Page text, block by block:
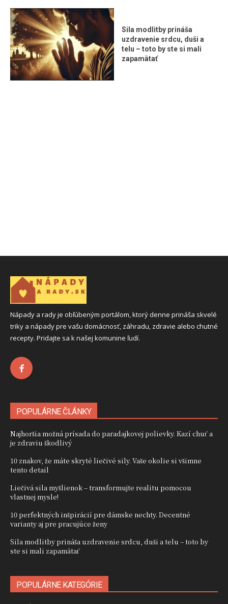
Sila modlitby prináša
uzdravenie srdcu, duši a
telu – toto by ste si mali
zapamätať
Nápady a rady je obľúbeným portálom, ktorý denne prináša skvelé
triky a nápady pre vašu domácnosť, záhradu, zdravie alebo chutné
recepty. Pridajte sa k našej komunine ľudí.
POPULÁRNE ČLÁNKY
Najhoršia možná prísada do paradajkovej polievky. Kazí chuť a
je zdraviu škodlivý
10 znakov, že máte skryté liečivé sily. Vaše okolie si všimne
tento detail
Liečivá sila myšlienok – transformujte realitu pomocou
vlastnej mysle!
10 perfektných inšpirácií pre dámske nechty. Decentné
varianty aj pre pracujúce ženy
Sila modlitby prináša uzdravenie srdcu, duši a telu – toto by
ste si mali zapamätať
POPULÁRNE KATEGÓRIE